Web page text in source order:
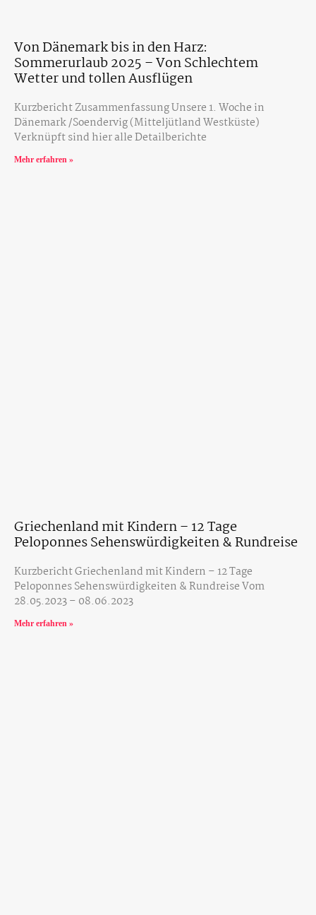
Von Dänemark bis in den Harz:
Sommerurlaub 2025 – Von Schlechtem
Wetter und tollen Ausflügen
Kurzbericht Zusammenfassung Unsere 1. Woche in
Dänemark /Soendervig (Mitteljütland Westküste)
Verknüpft sind hier alle Detailberichte
Mehr erfahren »
Griechenland mit Kindern – 12 Tage
Peloponnes Sehenswürdigkeiten & Rundreise
Kurzbericht Griechenland mit Kindern – 12 Tage
Peloponnes Sehenswürdigkeiten & Rundreise Vom
28.05.2023 – 08.06.2023
Mehr erfahren »